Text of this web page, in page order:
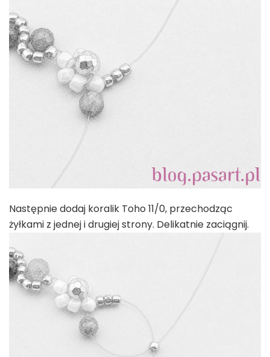
Następnie dodaj koralik Toho 11/0, przechodząc
żyłkami z jednej i drugiej strony. Delikatnie zaciągnij.